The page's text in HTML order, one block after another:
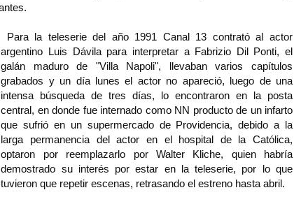
Para la teleserie del año 1991 Canal 13 contrató al actor
argentino Luis Dávila para interpretar a Fabrizio Dil Ponti, el
galán maduro de "Villa Napoli", llevaban varios capítulos
grabados y un día lunes el actor no apareció, luego de una
intensa búsqueda de tres días, lo encontraron en la posta
central, en donde fue internado como NN producto de un infarto
que sufrió en un supermercado de Providencia, debido a la
larga permanencia del actor en el hospital de la Católica,
optaron por reemplazarlo por Walter Kliche, quien habría
demostrado su interés por estar en la teleserie, por lo que
tuvieron que repetir escenas, retrasando el estreno hasta abril.